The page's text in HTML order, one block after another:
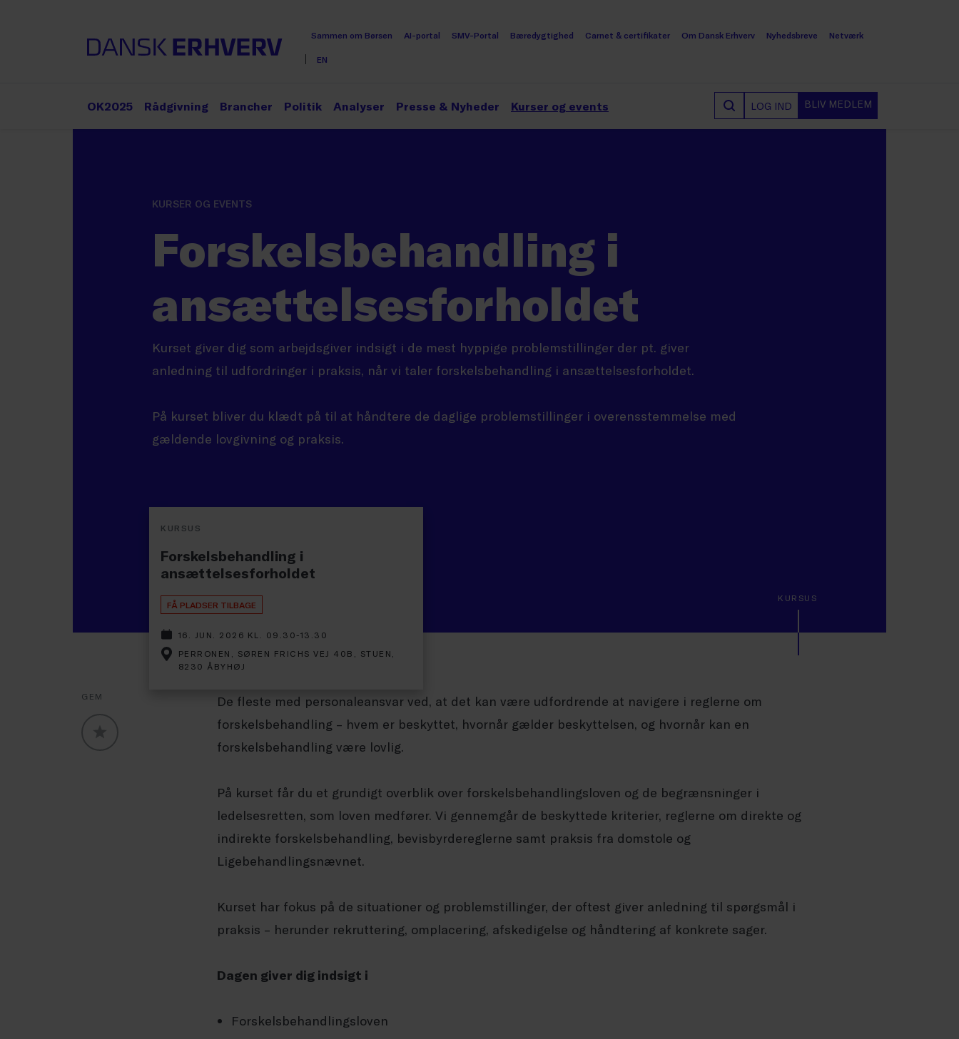
Sammen om Børsen AI-portal SMV-Portal Bæredygtighed Carnet & certifikater Om Dansk Erhverv Nyhedsbreve Netværk
EN
OK2025 Rådgivning Brancher Politik Analyser Presse & Nyheder Kurser og events LOG IND BLIV MEDLEM
KURSER OG EVENTS
Forskelsbehandling i
ansættelsesforholdet
Kurset giver dig som arbejdsgiver indsigt i de mest hyppige problemstillinger der pt. giver
anledning til udfordringer i praksis, når vi taler forskelsbehandling i ansættelsesforholdet.
På kurset bliver du klædt på til at håndtere de daglige problemstillinger i overensstemmelse med
gældende lovgivning og praksis.
KURSUS
KURSUS
Forskelsbehandling i
ansættelsesforholdet
FÅ PLADSER TILBAGE
16. JUN. 2026 KL. 09.30-13.30
PERRONEN, SØREN FRICHS VEJ 40B, STUEN,
8230 ÅBYHØJ
GEM
GLOBALLABELS::FAVORITE
De fleste med personaleansvar ved, at det kan være udfordrende at navigere i reglerne om
forskelsbehandling – hvem er beskyttet, hvornår gælder beskyttelsen, og hvornår kan en
forskelsbehandling være lovlig.
På kurset får du et grundigt overblik over forskelsbehandlingsloven og de begrænsninger i
ledelsesretten, som loven medfører. Vi gennemgår de beskyttede kriterier, reglerne om direkte og
indirekte forskelsbehandling, bevisbyrdereglerne samt praksis fra domstole og
Ligebehandlingsnævnet.
Kurset har fokus på de situationer og problemstillinger, der oftest giver anledning til spørgsmål i
praksis – herunder rekruttering, omplacering, afskedigelse og håndtering af konkrete sager.
Dagen giver dig indsigt i
Forskelsbehandlingsloven